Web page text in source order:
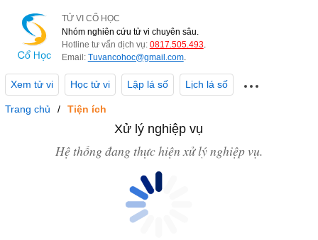
TỬ VI CỔ HỌC
Nhóm nghiên cứu tử vi chuyên sâu.
Hotline tư vấn dịch vụ: 0817.505.493.
Email: Tuvancohoc@gmail.com.
Xem tử vi Học tử vi Lập lá số Lịch lá số
Trang chủ Tiện ích
Xử lý nghiệp vụ
Hệ thống đang thực hiện xử lý nghiệp vụ.